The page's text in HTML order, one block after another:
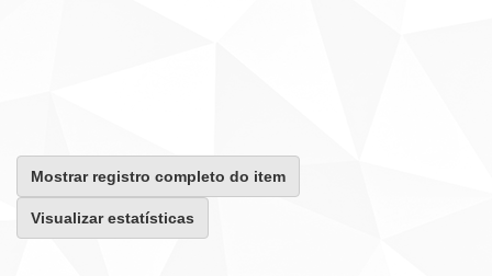
Mostrar registro completo do item
Visualizar estatísticas